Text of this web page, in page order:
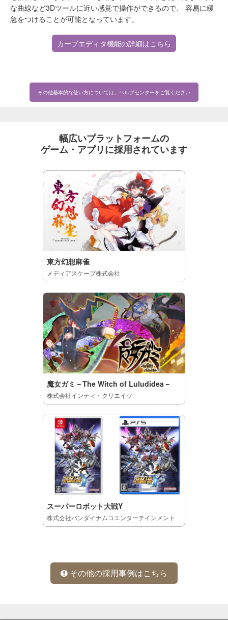
な曲線など3Dツールに近い感覚で操作ができるので、 容易に緩
急をつけることが可能となっています。
カーブエディタ機能の詳細はこちら
その他基本的な使い方については、ヘルプセンターをご覧ください
幅広いプラットフォームの
ゲーム・アプリに採用されています
東方幻想麻雀
メディアスケープ株式会社
魔女ガミ－The Witch of Luludidea－
株式会社インティ・クリエイツ
スーパーロボット大戦Y
株式会社バンダイナムコエンターテインメント
その他の採用事例はこちら